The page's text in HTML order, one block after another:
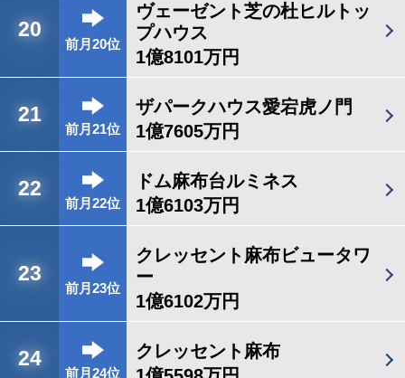
20
前月20位
ヴェーゼント芝の杜ヒルトッ
プハウス
1億8101万円
21
前月21位
ザパークハウス愛宕虎ノ門
1億7605万円
22
前月22位
ドム麻布台ルミネス
1億6103万円
23
前月23位
クレッセント麻布ビュータワ
ー
1億6102万円
24
前月24位
クレッセント麻布